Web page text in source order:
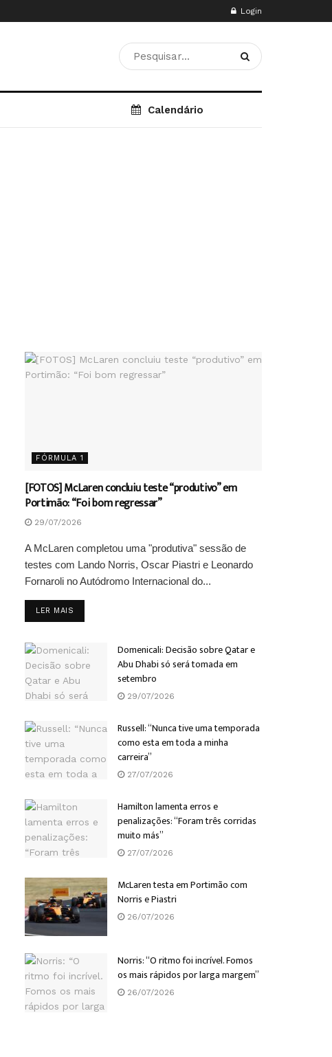
Login
Calendário
FÓRMULA 1
[FOTOS] McLaren concluiu teste “produtivo” em
Portimão: “Foi bom regressar”
29/07/2026
A McLaren completou uma "produtiva" sessão de
testes com Lando Norris, Oscar Piastri e Leonardo
Fornaroli no Autódromo Internacional do...
LER MAIS
Domenicali: Decisão sobre Qatar e
Abu Dhabi só será tomada em
setembro
29/07/2026
Russell: “Nunca tive uma temporada
como esta em toda a minha
carreira”
27/07/2026
Hamilton lamenta erros e
penalizações: “Foram três corridas
muito más”
27/07/2026
McLaren testa em Portimão com
Norris e Piastri
26/07/2026
Norris: “O ritmo foi incrível. Fomos
os mais rápidos por larga margem”
26/07/2026